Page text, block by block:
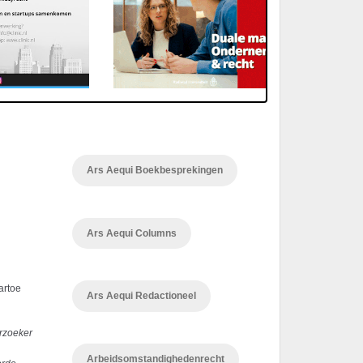
Ars Aequi Boekbesprekingen
Ars Aequi Columns
Ars Aequi Redactioneel
Arbeidsomstandighedenrecht